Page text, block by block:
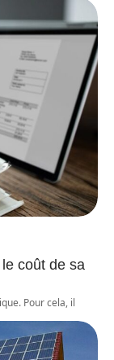
coût de sa
Pour cela, il